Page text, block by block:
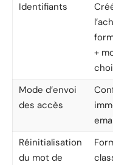
Identifiants
+
Mode d’envoi
des accès
Réinitialisation
du mot de